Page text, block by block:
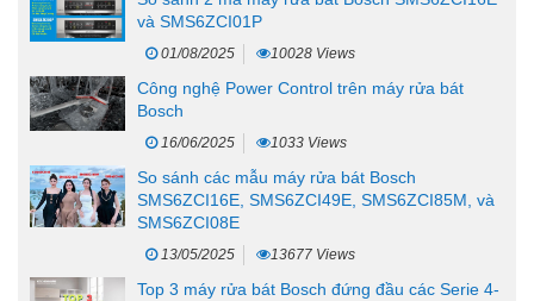
và SMS6ZCI01P
01/08/2025 10028 Views
Công nghệ Power Control trên máy rửa bát
Bosch
16/06/2025 1033 Views
So sánh các mẫu máy rửa bát Bosch
SMS6ZCI16E, SMS6ZCI49E, SMS6ZCI85M, và
SMS6ZCI08E
13/05/2025 13677 Views
Top 3 máy rửa bát Bosch đứng đầu các Serie 4-